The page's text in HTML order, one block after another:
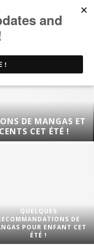
DE MANGAS ET
CET ÉTÉ !
QUELQUES
DE
POUR ENFANT CET
ÉTÉ !